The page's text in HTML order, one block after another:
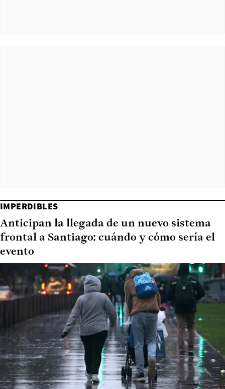
IMPERDIBLES
Anticipan la llegada de un nuevo sistema
frontal a Santiago: cuándo y cómo sería el
evento